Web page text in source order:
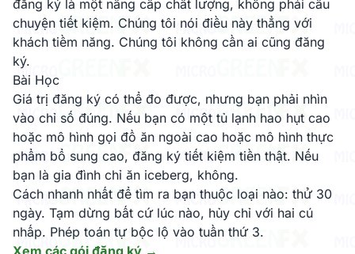
đăng ký là một nâng cấp chất lượng, không phải câu
chuyện tiết kiệm. Chúng tôi nói điều này thẳng với
khách tiềm năng. Chúng tôi không cần ai cũng đăng
ký.
Bài Học
Giá trị đăng ký có thể đo được, nhưng bạn phải nhìn
vào chỉ số đúng. Nếu bạn có một tủ lạnh hao hụt cao
hoặc mô hình gọi đồ ăn ngoài cao hoặc mô hình thực
phẩm bổ sung cao, đăng ký tiết kiệm tiền thật. Nếu
bạn là gia đình chỉ ăn iceberg, không.
Cách nhanh nhất để tìm ra bạn thuộc loại nào: thử 30
ngày. Tạm dừng bất cứ lúc nào, hủy chỉ với hai cú
nhấp. Phép toán tự bộc lộ vào tuần thứ 3.
Xem các gói đăng ký →